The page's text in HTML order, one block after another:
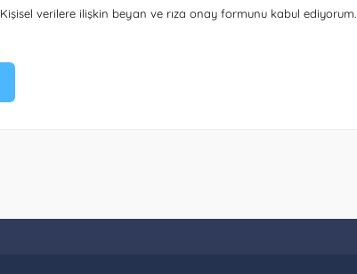
Kişisel verilere ilişkin beyan ve rıza onay formunukabul ediyorum.